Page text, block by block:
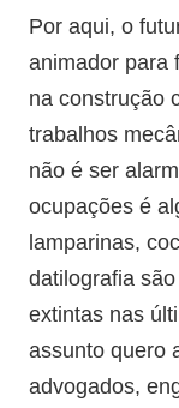
Por aqui, o
animador para
na construção
trabalhos
não é ser
ocupações é
lamparinas,
datilografia
extintas nas
assunto quero
advogados,